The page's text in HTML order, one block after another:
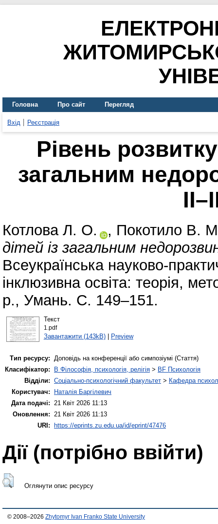
Головна Про сайт Перегляд
Вхід Реєстрація
Рівень
загальним
Котлова Л. О. , Покотило В.
дітей із загальним
Всеукраїнська науково-
інклюзивна освіта: теорія,
р., Умань. С. 149–151.
Текст
1.pdf
Завантажити (143kB)| Preview
Тип ресурсу: Доповідь на конференції або симпозіумі (Стаття)
Класифікатор:
B Філософія, психологія, релігія > BF Психологія
Відділи: Соціально-психологічний факультет > Кафедра
Користувач:
Наталія Баргілевич
Дата подачі: 21 Квіт 2026 11:13
Оновлення: 21 Квіт 2026 11:13
URI:
https://eprints.zu.edu.ua/id/eprint/47476
Дії ​​(потрібно ввійти)
Оглянути опис ресурсу
© 2008–2026 Zhytomyr Ivan Franko State University